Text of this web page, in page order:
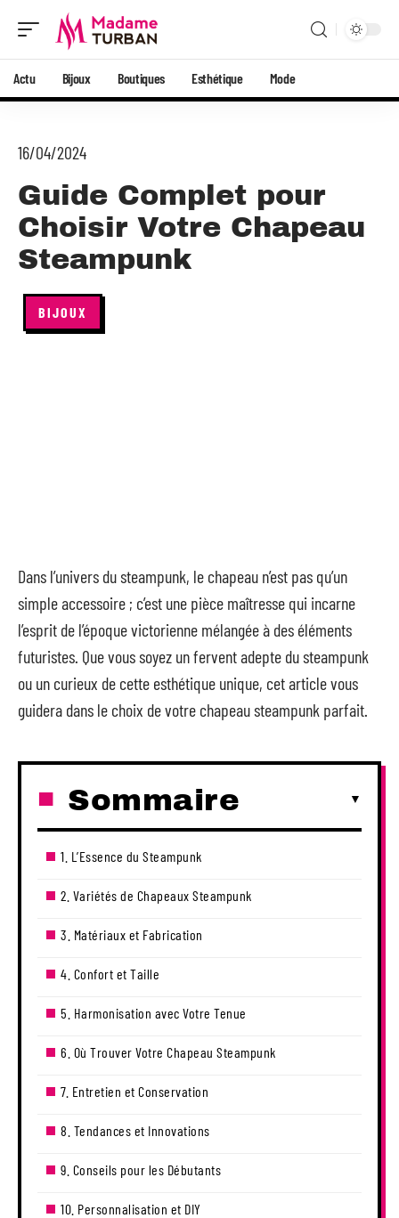
Actu Bijoux Boutiques Esthétique Mode
16/04/2024
Guide Complet pour
Choisir Votre Chapeau
Steampunk
BIJOUX
Dans l’univers du steampunk, le chapeau n’est pas qu’un
simple accessoire ; c’est une pièce maîtresse qui incarne
l’esprit de l’époque victorienne mélangée à des éléments
futuristes. Que vous soyez un fervent adepte du steampunk
ou un curieux de cette esthétique unique, cet article vous
guidera dans le choix de votre chapeau steampunk parfait.
Sommaire
1. L’Essence du Steampunk
2. Variétés de Chapeaux Steampunk
3. Matériaux et Fabrication
4. Confort et Taille
5. Harmonisation avec Votre Tenue
6. Où Trouver Votre Chapeau Steampunk
7. Entretien et Conservation
8. Tendances et Innovations
9. Conseils pour les Débutants
10. Personnalisation et DIY